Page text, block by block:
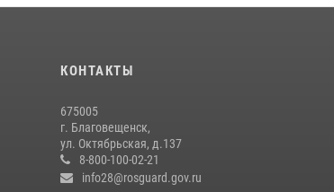
КОНТАКТЫ
675005
г. Благовещенск,
ул. Октябрьская, д.137
8-800-100-02-21
info28@rosguard.gov.ru